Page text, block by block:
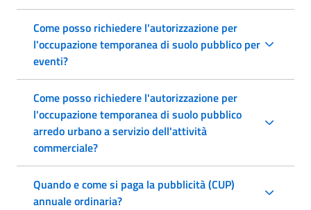
Come posso richiedere l'autorizzazione per
l'occupazione temporanea di suolo pubblico per
eventi?
Come posso richiedere l'autorizzazione per
l'occupazione temporanea di suolo pubblico
arredo urbano a servizio dell'attività
commerciale?
Quando e come si paga la pubblicità (CUP)
annuale ordinaria?